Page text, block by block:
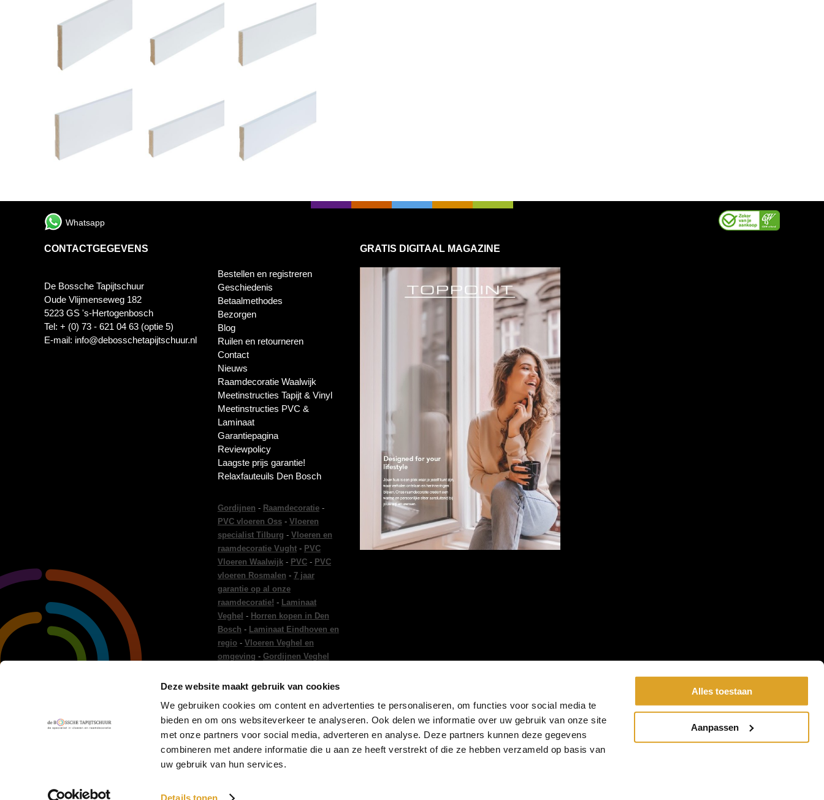
Deze website maakt gebruik van cookies
We gebruiken cookies om content en advertenties te personaliseren, om functies voor social media te
bieden en om ons websiteverkeer te analyseren. Ook delen we informatie over uw gebruik van onze site
met onze partners voor social media, adverteren en analyse. Deze partners kunnen deze gegevens
combineren met andere informatie die u aan ze heeft verstrekt of die ze hebben verzameld op basis van
uw gebruik van hun services.
Details tonen
Alles toestaan
Aanpassen
Whatsapp
CONTACTGEGEVENS
De Bossche Tapijtschuur
Oude Vlijmenseweg 182
5223 GS 's-Hertogenbosch
Tel: + (0) 73 - 621 04 63 (optie 5)
E-mail: info@debosschetapijtschuur.nl
Bestellen en registreren
Geschiedenis
Betaalmethodes
Bezorgen
Blog
Ruilen en retourneren
Contact
Nieuws
Raamdecoratie Waalwijk
Meetinstructies Tapijt & Vinyl
Meetinstructies PVC &
Laminaat
Garantiepagina
Reviewpolicy
Laagste prijs garantie!
Relaxfauteuils Den Bosch
Gordijnen - Raamdecoratie-
PVC vloeren Oss- Vloeren
specialist Tilburg - Vloeren en
raamdecoratie Vught- PVC
Vloeren Waalwijk- PVC- PVC
vloeren Rosmalen - 7 jaar
garantie op al onze
raamdecoratie! - Laminaat
Veghel - Horren kopen in Den
Bosch - Laminaat Eindhoven en
regio- Vloeren Veghel en
omgeving - Gordijnen Veghel
Gordijnen Eindhoven- Vloeren
Woninginrichting in Den Bosch
-Vloer leggen in Den Bosch
GRATIS DIGITAAL MAGAZINE
All Content Copyright 2026 - De Bossche Tapijtschuur